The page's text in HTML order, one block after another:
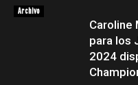
Archivo
Caroline
para los
2024